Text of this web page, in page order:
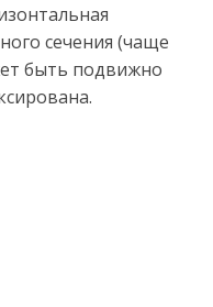
сечения (чаще
быть подвижно